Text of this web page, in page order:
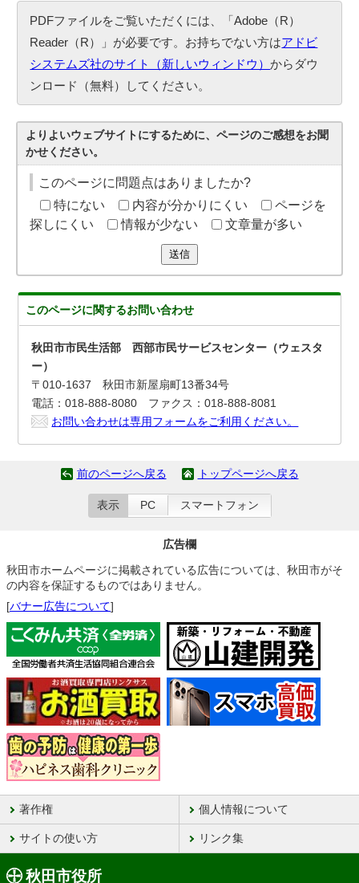
PDFファイルをご覧いただくには、「Adobe（R）
Reader（R）」が必要です。お持ちでない方はアドビ
システムズ社のサイト（新しいウィンドウ）からダウ
ンロード（無料）してください。
よりよいウェブサイトにするために、ページのご感想をお聞
かせください。
このページに問題点はありましたか?
特にない
内容が分かりにくい
ページを
探しにくい
情報が少ない 文章量が多い
送信
このページに関するお問い合わせ
秋田市市民生活部 西部市民サービスセンター（ウェスタ
ー）
〒010-1637 秋田市新屋扇町13番34号
電話：018-888-8080 ファクス：018-888-8081
お問い合わせは専用フォームをご利用ください。
前のページへ戻る トップページへ戻る
表示 PC スマートフォン
広告欄
秋田市ホームページに掲載されている広告については、秋田市がそ
の内容を保証するものではありません。
[バナー広告について]
著作権 個人情報について
サイトの使い方 リンク集
秋田市役所